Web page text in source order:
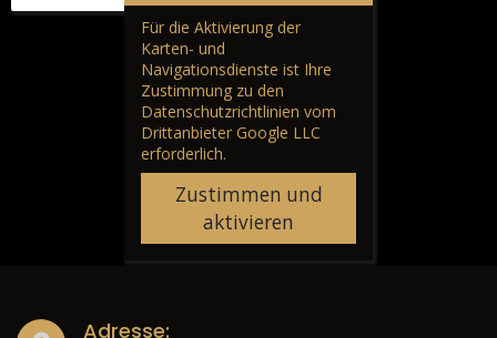
Für die Aktivierung der
Karten- und
Navigationsdienste ist Ihre
Zustimmung zu den
Datenschutzrichtlinien vom
Drittanbieter Google LLC
erforderlich.
Zustimmen und
aktivieren
Adresse: